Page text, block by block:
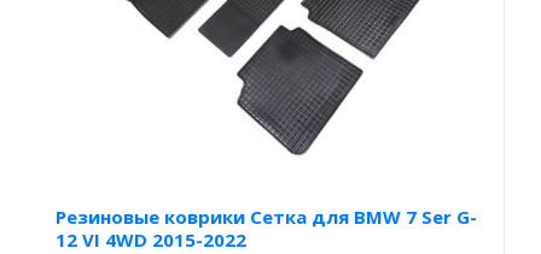
Резиновые коврики Сетка для BMW 7 Ser G-
12 VI 4WD 2015-2022